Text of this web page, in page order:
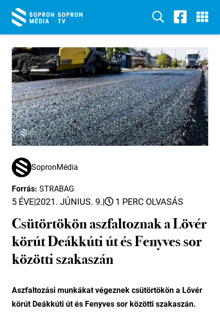
SopronMédia
Forrás: STRABAG
5 ÉVE|2021. JÚNIUS. 9.| 1 PERC OLVASÁS
Csütörtökön aszfaltoznak a Lövér
körút Deákkúti út és Fenyves sor
közötti szakaszán
Aszfaltozási munkákat végeznek csütörtökön a Lővér
körút Deákkúti út és Fenyves sor közötti szakaszán.